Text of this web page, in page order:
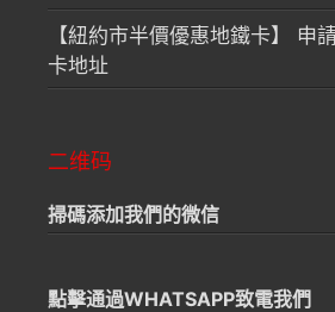
【紐約市半價優惠地鐵卡】 申
卡地址
二维码
掃碼添加我們的微信
點擊通過WHATSAPP致電我們